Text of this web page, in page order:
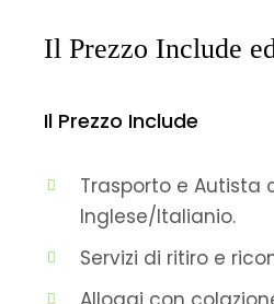
Il Prezzo Include
Il Prezzo Include
Trasporto e Autista
Inglese/Italianio.
Servizi di ritiro e